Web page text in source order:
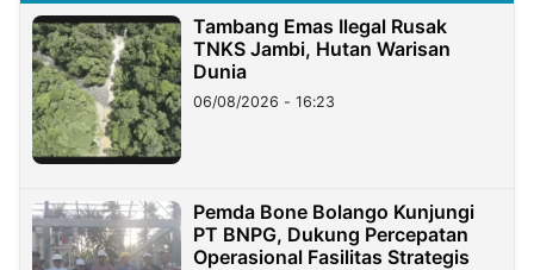
Tambang Emas Ilegal Rusak
TNKS Jambi, Hutan Warisan
Dunia
06/08/2026 - 16:23
Pemda Bone Bolango Kunjungi
PT BNPG, Dukung Percepatan
Operasional Fasilitas Strategis